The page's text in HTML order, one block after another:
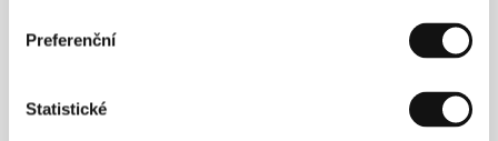
Preferenční
Statistické
Německo
Tel: +49 302 462 8156